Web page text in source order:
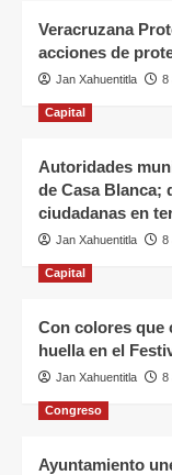
Veracruzana
acciones de
Jan Xahuentitla 8
Capital
Autoridades
de Casa Blanca;
ciudadanas en
Jan Xahuentitla 8
Capital
Con colores que
huella en el
Jan Xahuentitla 8
Congreso
Ayuntamiento